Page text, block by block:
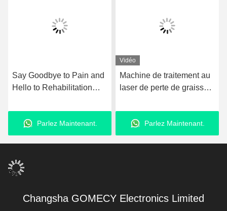
Say Goodbye to Pain and
Hello to Rehabilitation
Ultrasound Pain Relief
Technology Therapy
Device
Parlez Maintenant.
Vidéo
Machine de traitement au
laser de perte de graisse
liposuccion au laser
amélioréParlez Maintenant.
Changsha GOMECY Electronics Limited